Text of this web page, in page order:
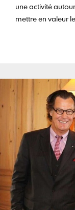
une activité
mettre en valeur